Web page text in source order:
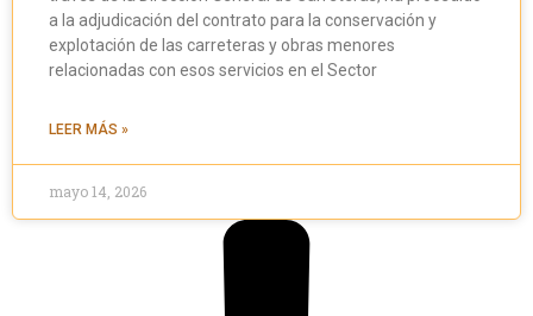
a la adjudicación del contrato para la conservación y
explotación de las carreteras y obras menores
relacionadas con esos servicios en el Sector
LEER MÁS »
mayo 14, 2026